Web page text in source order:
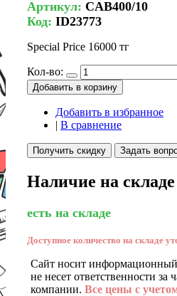
Артикул: CAB400/10
Код: ID23773
Special Price 16000 тг
Кол-во:
Добавить в корзину
Добавить в избранное
| В сравнение
Получить скидку Задать
Наличие на складе
есть на складе
Доступное количество на складе
Сайт носит информационный
не несет ответственности
компании. Все цены с